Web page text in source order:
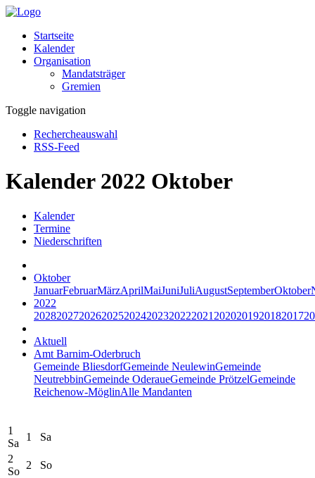
Startseite
Kalender
Organisation
Mandatsträger
Gremien
Toggle navigation
Rechercheauswahl
RSS-Feed
Kalender 2022 Oktober
Kalender
Termine
Niederschriften
Oktober
JanuarFebruarMärzAprilMaiJuniJuliAugustSeptemberOktober
2022
20282027202620252024202320222021 2020201920182017
Aktuell
Amt Barnim-Oderbruch
Gemeinde BliesdorfGemeinde NeulewinGemeinde
NeutrebbinGemeinde OderaueGemeinde PrötzelGemeinde
Reichenow-MöglinAlle Mandanten
1
Sa
1
Sa
2
So
2
So